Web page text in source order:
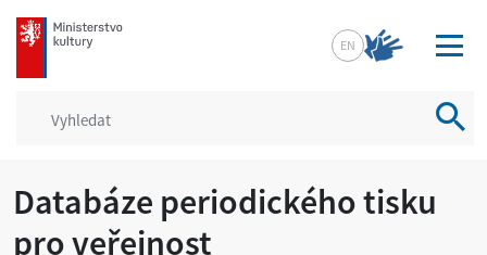
mkcr.cz
EN
Databáze periodického tisku
pro veřejnost